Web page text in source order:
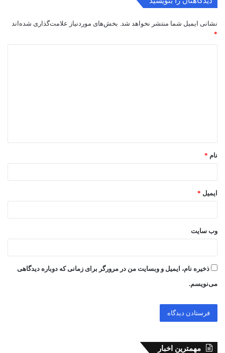
نشانی ایمیل شما منتشر نخواهد شد. بخش‌های موردنیاز علامت‌گذاری شده‌اند
*
*
نام *
ایمیل *
وب‌ سایت
ذخیره نام، ایمیل و وبسایت من در مرورگر برای زمانی که دوباره دیدگاهی
می‌نویسم.
مهمترین اخبار